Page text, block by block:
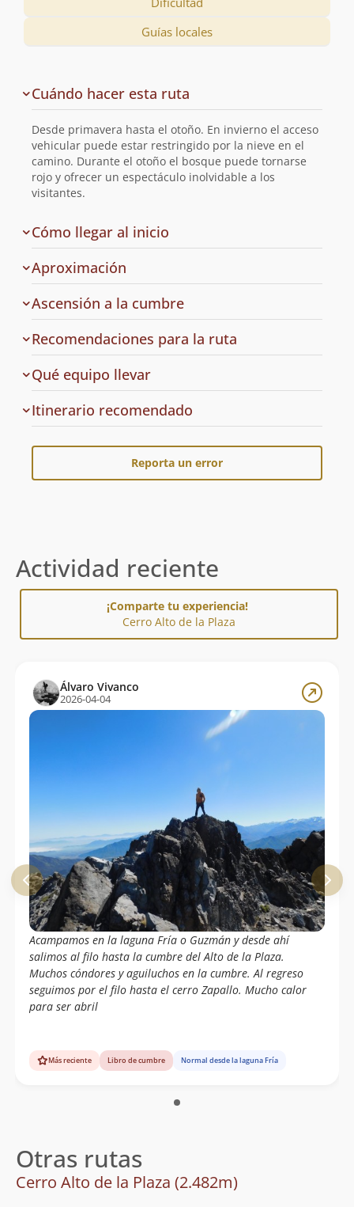
Guías locales
de
la
ruta
Cuándo hacer esta ruta
Desde primavera hasta el otoño. En invierno el acceso
vehicular puede estar restringido por la nieve en el
camino. Durante el otoño el bosque puede tornarse
rojo y ofrecer un espectáculo inolvidable a los
visitantes.
Cómo llegar al inicio
la
Aproximación
Ascensión a la cumbre
Recomendaciones para la ruta
Qué equipo llevar
Cuál
es
Itinerario recomendado
Reporta un error
Actividad reciente
¡Comparte tu experiencia!
Cerro Alto de la Plaza
Álvaro Vivanco
2026-04-04
Acampamos en la laguna Fría o Guzmán y desde ahí
salimos al filo hasta la cumbre del Alto de la Plaza.
Muchos cóndores y aguiluchos en la cumbre. Al regreso
seguimos por el filo hasta el cerro Zapallo. Mucho calor
para ser abril
Más reciente Libro de cumbre Normal desde la laguna Fría
Otras rutas
Cerro Alto de la Plaza (2.482m)